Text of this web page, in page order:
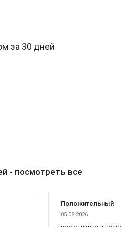
за 30 дней
- посмотреть все
Положительный
05.08.2026